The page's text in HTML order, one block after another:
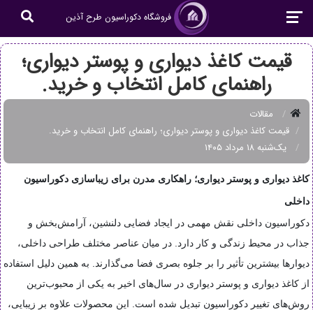
فروشگاه دکوراسیون طرح آذین
قیمت کاغذ دیواری و پوستر دیواری؛
راهنمای کامل انتخاب و خرید.
مقالات
قیمت کاغذ دیواری و پوستر دیواری؛ راهنمای کامل انتخاب و خرید.
یک‌شنبه ۱۸ مرداد ۱۴۰۵
کاغذ دیواری و پوستر دیواری؛ راهکاری مدرن برای زیباسازی دکوراسیون
داخلی
دکوراسیون داخلی نقش مهمی در ایجاد فضایی دلنشین، آرامش‌بخش و
جذاب در محیط زندگی و کار دارد. در میان عناصر مختلف طراحی داخلی،
دیوارها بیشترین تأثیر را بر جلوه بصری فضا می‌گذارند. به همین دلیل استفاده
از کاغذ دیواری و پوستر دیواری در سال‌های اخیر به یکی از محبوب‌ترین
روش‌های تغییر دکوراسیون تبدیل شده است. این محصولات علاوه بر زیبایی،